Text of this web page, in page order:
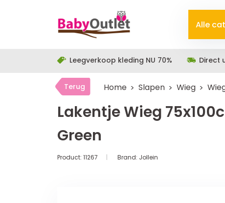
Alle
Leegverkoop kleding NU 70% Direct
Terug Home Slapen Wieg
Lakentje Wieg
Green
Product: 11267 Brand: Jollein